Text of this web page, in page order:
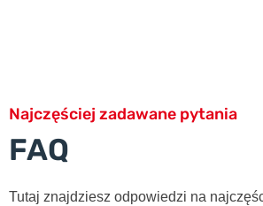
Najczęściej zadawane pytania
FAQ
Tutaj znajdziesz odpowiedzi na